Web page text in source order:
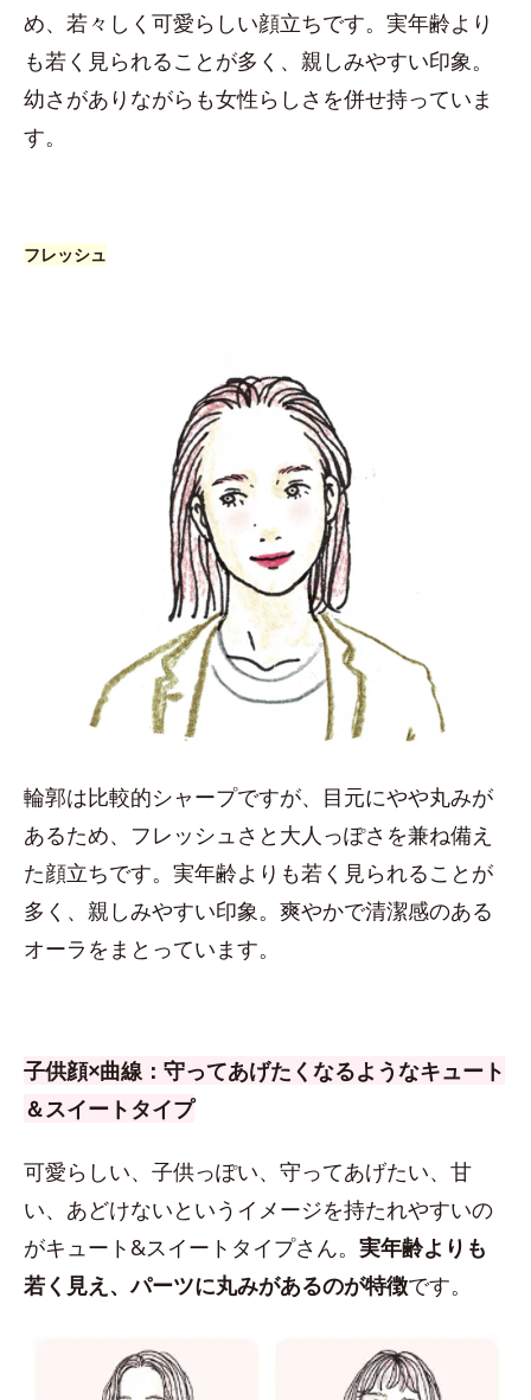
め、若々しく可愛らしい顔立ちです。実年齢より
も若く見られることが多く、親しみやすい印象。
幼さがありながらも女性らしさを併せ持っていま
す。
フレッシュ
輪郭は比較的シャープですが、目元にやや丸みが
あるため、フレッシュさと大人っぽさを兼ね備え
た顔立ちです。実年齢よりも若く見られることが
多く、親しみやすい印象。爽やかで清潔感のある
オーラをまとっています。
子供顔×曲線：守ってあげたくなるようなキュート
＆スイートタイプ
可愛らしい、子供っぽい、守ってあげたい、甘
い、あどけないというイメージを持たれやすいの
がキュート&スイートタイプさん。 実年齢よりも
若く見え、パーツに丸みがあるのが特徴です。